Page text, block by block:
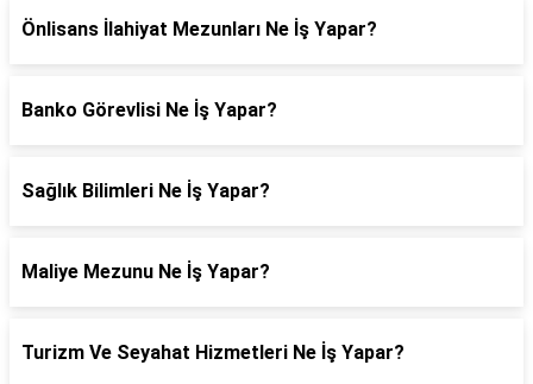
Önlisans İlahiyat Mezunları Ne İş Yapar?
Banko Görevlisi Ne İş Yapar?
Sağlık Bilimleri Ne İş Yapar?
Maliye Mezunu Ne İş Yapar?
Turizm Ve Seyahat Hizmetleri Ne İş Yapar?